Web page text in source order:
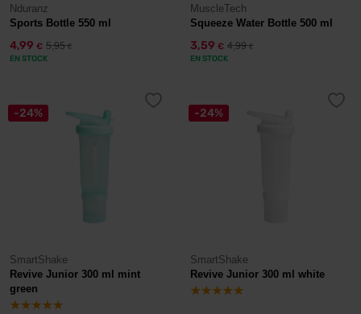
Nduranz
Sports Bottle 550 ml
4,99 € 5,95€
EN STOCK
MuscleTech
Squeeze Water Bottle 500 ml
3,59 € 4,99€
EN STOCK
-24%
SmartShake
Revive Junior 300 ml mint
green
-24%
SmartShake
Revive Junior 300 ml white